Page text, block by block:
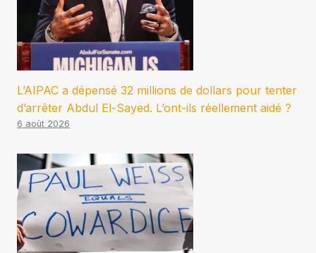
L’AIPAC a dépensé 32 millions de dollars pour tenter
d’arrêter Abdul El-Sayed. L’ont-ils réellement aidé ?
6 août 2026